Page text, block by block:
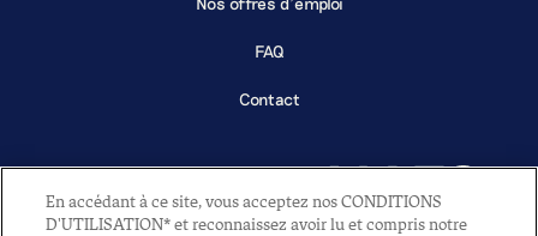
FAQ
Contact
En accédant à ce site, vous acceptez nos CONDITIONS
D'UTILISATION* et reconnaissez avoir lu et compris notre